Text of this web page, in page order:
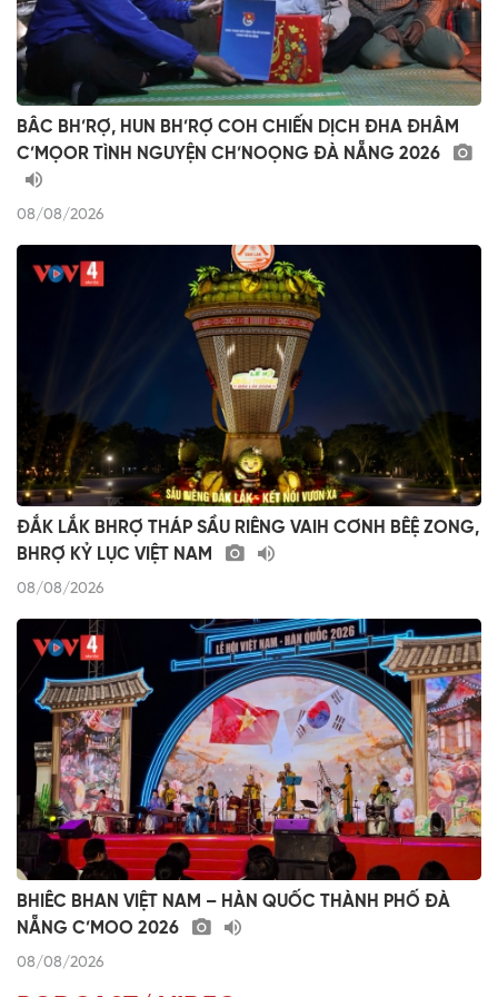
BÂC BH’RỢ, HUN BH’RỢ COH CHIẾN DỊCH ĐHA ĐHÂM
C’MỌOR TÌNH NGUYỆN CH’NOỌNG ĐÀ NẴNG 2026
08/08/2026
ĐẮK LẮK BHRỢ THÁP SẦU RIÊNG VAIH CƠNH BÊỆ ZONG,
BHRỢ KỶ LỤC VIỆT NAM
08/08/2026
BHIÊC BHAN VIỆT NAM – HÀN QUỐC THÀNH PHỐ ĐÀ
NẴNG C’MOO 2026
08/08/2026